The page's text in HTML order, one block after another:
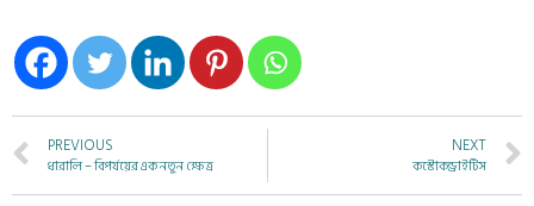
PREVIOUS
ধারালি – বিপর্যয়ের এক নতুন ক্ষেত্র
NEXT
কস্টোকন্ড্রাইটিস